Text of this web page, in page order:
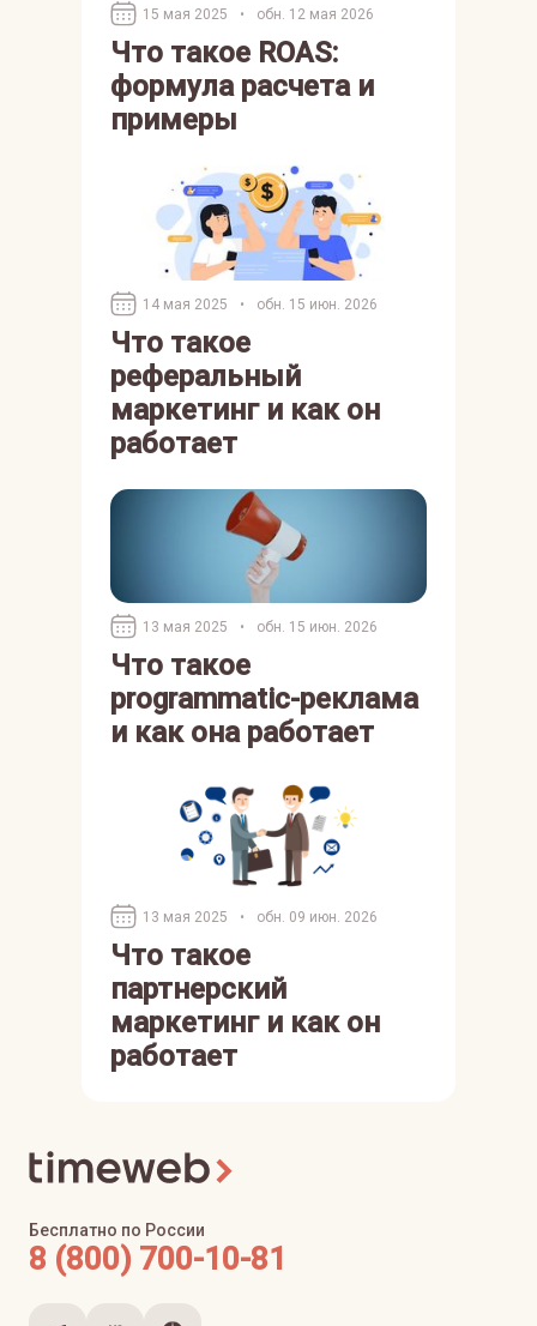
15 мая 2025 • обн. 12 мая 2026
Что такое ROAS:
формула расчета и
примеры
14 мая 2025 • обн. 15 июн. 2026
Что такое
реферальный
маркетинг и как он
работает
13 мая 2025 • обн. 15 июн. 2026
Что такое
programmatic-реклама
и как она работает
13 мая 2025 • обн. 09 июн. 2026
Что такое
партнерский
маркетинг и как он
работает
Бесплатно по России
8 (800) 700-10-81